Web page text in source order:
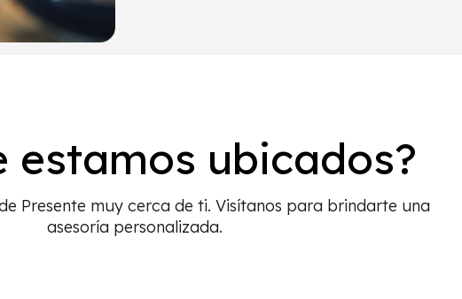
estamos ubicados?
Presente muy cerca de ti. Visítanos para brindarte una
asesoría personalizada.